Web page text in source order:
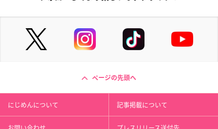
ページの先頭へ
にじめんについて 記事掲載について